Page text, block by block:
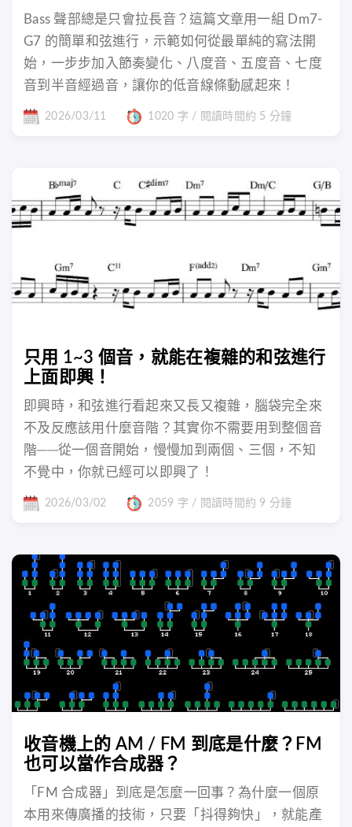
Bass 聲部總是只會拉長音？這篇文章用一組 Dm7-
G7 的簡單和弦進行，示範如何從最單純的寫法開
始，一步步加入節奏變化、八度音、五度音、七度
音到半音經過音，讓你的低音線條動感起來！
2026/03/11 1020 字 / 閱讀時間約 5 分鐘
只用 1~3 個音，就能在複雜的和弦進行
上面即興！
即興時，和弦進行看起來又長又複雜，腦袋完全來
不及反應該用什麼音階？其實你不需要用到整個音
階──從一個音開始，慢慢加到兩個、三個，不知
不覺中，你就已經可以即興了！
2026/03/02 2059 字 / 閱讀時間約 9 分鐘
收音機上的 AM / FM 到底是什麼？FM
也可以當作合成器？
「FM 合成器」到底是怎麼一回事？為什麼一個原
本用來傳廣播的技術，只要「抖得夠快」，就能產